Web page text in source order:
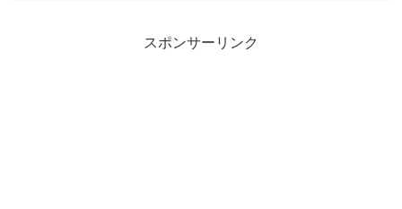
スポンサーリンク